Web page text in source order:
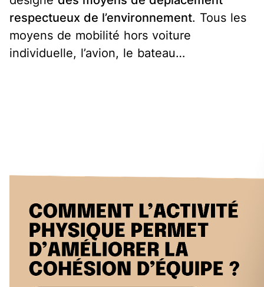
respectueux de l’environnement. Tous les
moyens de mobilité hors voiture
individuelle, l’avion, le bateau…